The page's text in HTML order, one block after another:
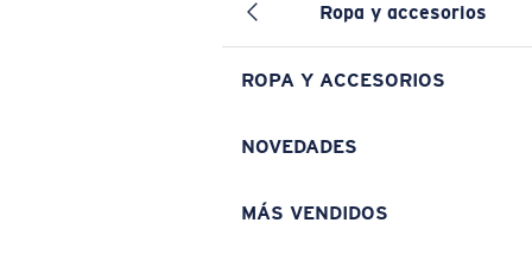
Ropa y accesorios
ROPA Y ACCESORIOS
NOVEDADES
MÁS VENDIDOS